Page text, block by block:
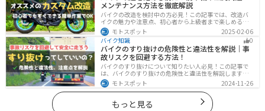
メンテナンス方法を徹底解説
バイクの改造を検討中の方必見！この記事では、改造バ
イクの魅力や注意点、初心者から上級者まで楽しめる改
造方法を紹介しています。実は、改造で補償内容や保険
料が変わる場合があるため、保険会社への確認は必須で
す。この記事を読めば、安全に配慮しつつ、カスタムバ
イクを楽しむコツがわかります。
モトスポット
2025-02-06
バイク知識
0
バイクのすり抜けの危険性と違法性を解説｜事
故リスクを回避する方法！
バイクのすり抜けについて知りたい人必見！この記事で
は、バイクのすり抜けの危険性と違法性を解説します。
実は、すり抜けによる事故のリスクは想像以上に高いで
す。記事を参考にすり抜けのリスクを理解し、安全運転
に努めましょう。
モトスポット 2024-11-26
もっと見る